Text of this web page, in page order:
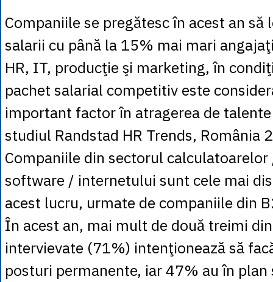
1 PLN = 1.1646
1 RUB = 0.0530
= 0.4526
1 TRY = 0.1141
1 UAH
= 0.1048
1 XDR= 5.9383
Companiile se pregătesc în acest an să
salarii cu până la 15% mai mari
HR, IT, producţie şi marketing, în
pachet salarial competitiv este
important factor în atragerea de
studiul Randstad HR Trends, România
Companiile din sectorul
software / internetului sunt cele mai
acest lucru, urmate de companiile din
În acest an, mai mult de două treimi
intervievate (71%) intenţionează să
posturi permanente, iar 47% au în plan